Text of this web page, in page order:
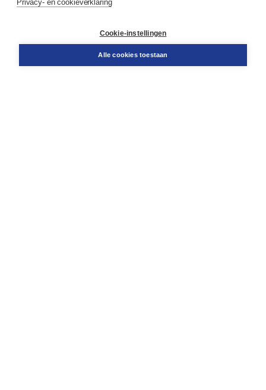
Contact
Privacy- en cookieverklaring
Cookie-instellingen
Alle cookies toestaan